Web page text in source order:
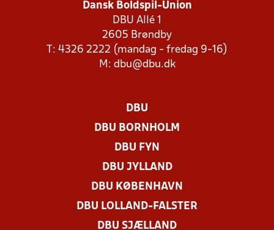
Dansk Boldspil-Union
DBU Allé 1
2605 Brøndby
T: 4326 2222 (mandag - fredag 9-16)
M: dbu@dbu.dk
DBU
DBU BORNHOLM
DBU FYN
DBU JYLLAND
DBU KØBENHAVN
DBU LOLLAND-FALSTER
DBU SJÆLLAND